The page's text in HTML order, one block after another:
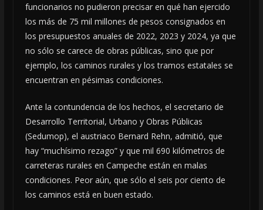
funcionarios no pudieron precisar en qué han ejercido
los más de 75 mil millones de pesos consignados en
los presupuestos anuales de 2022, 2023 y 2024, ya que
no sólo se carece de obras públicas, sino que por
ejemplo, los caminos rurales y los tramos estatales se
encuentran en pésimas condiciones.
Ante la contundencia de los hechos, el secretario de
Desarrollo Territorial, Urbano y Obras Públicas
(Sedumop), el austriaco Bernard Rehn, admitió, que
hay “muchísimo rezago” y que mil 690 kilómetros de
carreteras rurales en Campeche están en malas
condiciones. Peor aún, que sólo el seis por ciento de
los caminos está en buen estado.